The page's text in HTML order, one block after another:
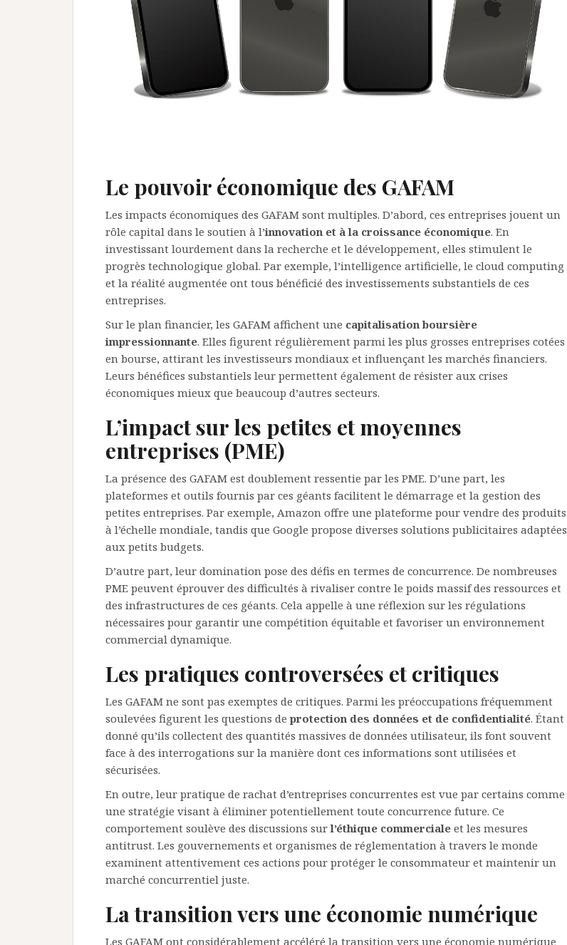
Le pouvoir économique des GAFAM
Les impacts économiques des GAFAM sont multiples. D’abord, ces entreprises jouent un
rôle capital dans le soutien à l’innovation et à la croissance économique. En
investissant lourdement dans la recherche et le développement, elles stimulent le
progrès technologique global. Par exemple, l’intelligence artificielle, le cloud computing
et la réalité augmentée ont tous bénéficié des investissements substantiels de ces
entreprises.
Sur le plan financier, les GAFAM affichent une capitalisation boursière
impressionnante. Elles figurent régulièrement parmi les plus grosses entreprises cotées
en bourse, attirant les investisseurs mondiaux et influençant les marchés financiers.
Leurs bénéfices substantiels leur permettent également de résister aux crises
économiques mieux que beaucoup d’autres secteurs.
L’impact sur les petites et moyennes
entreprises (PME)
La présence des GAFAM est doublement ressentie par les PME. D’une part, les
plateformes et outils fournis par ces géants facilitent le démarrage et la gestion des
petites entreprises. Par exemple, Amazon offre une plateforme pour vendre des produits
à l’échelle mondiale, tandis que Google propose diverses solutions publicitaires adaptées
aux petits budgets.
D’autre part, leur domination pose des défis en termes de concurrence. De nombreuses
PME peuvent éprouver des difficultés à rivaliser contre le poids massif des ressources et
des infrastructures de ces géants. Cela appelle à une réflexion sur les régulations
nécessaires pour garantir une compétition équitable et favoriser un environnement
commercial dynamique.
Les pratiques controversées et critiques
Les GAFAM ne sont pas exemptes de critiques. Parmi les préoccupations fréquemment
soulevées figurent les questions de protection des données et de confidentialité. Étant
donné qu’ils collectent des quantités massives de données utilisateur, ils font souvent
face à des interrogations sur la manière dont ces informations sont utilisées et
sécurisées.
En outre, leur pratique de rachat d’entreprises concurrentes est vue par certains comme
une stratégie visant à éliminer potentiellement toute concurrence future. Ce
comportement soulève des discussions surl’éthique commerciale et les mesures
antitrust. Les gouvernements et organismes de réglementation à travers le monde
examinent attentivement ces actions pour protéger le consommateur et maintenir un
marché concurrentiel juste.
La transition vers une économie numérique
Les GAFAM ont considérablement accéléré la transition vers une économie numérique